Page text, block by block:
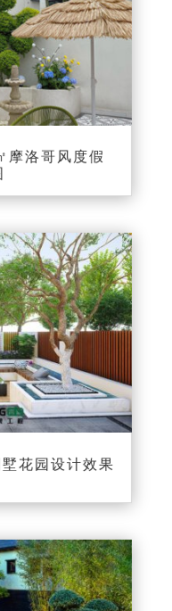
摩洛哥风度假
花园设计效果